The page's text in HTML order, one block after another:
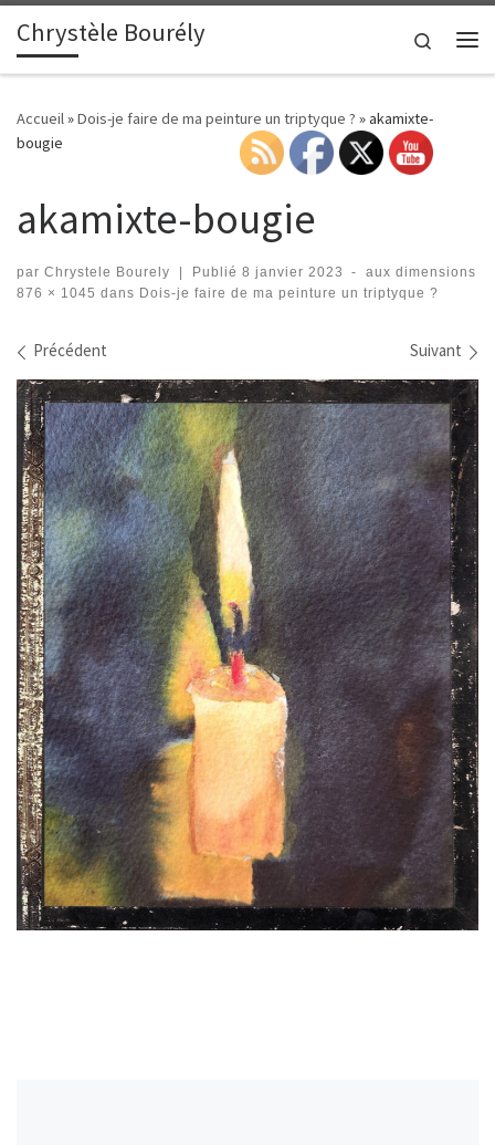
Passer au contenu
Chrystèle Bourély
Search
Accueil»Dois-je faire de ma peinture un triptyque ? »akamixte-
bougie
akamixte-bougie
par Chrystele Bourely | Publié 8 janvier 2023 -
aux dimensions
876 × 1045 dans Dois-je faire de ma peinture un triptyque ?
Navigation des images
Précédent Suivant